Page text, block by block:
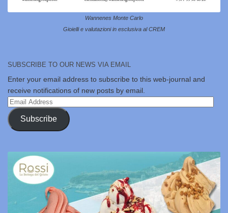
Wannenes Monte Carlo
Gioielli e valutazioni in esclusiva al CREM
SUBSCRIBE TO OUR NEWS VIA EMAIL
Enter your email address to subscribe to this web-journal and
receive notifications of new posts by email.
Email
Address
Subscribe